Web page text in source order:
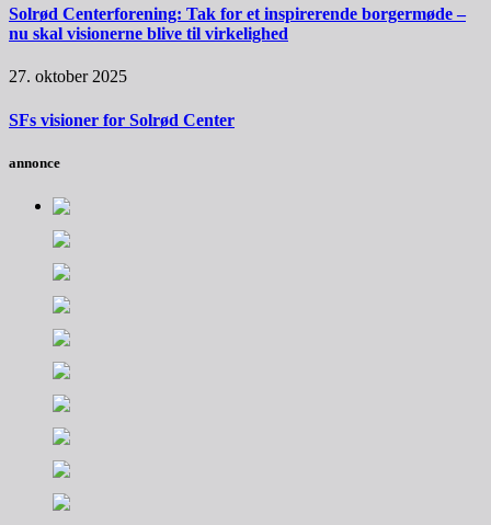
Solrød Centerforening: Tak for et inspirerende borgermøde –
nu skal visionerne blive til virkelighed
27. oktober 2025
SFs visioner for Solrød Center
annonce